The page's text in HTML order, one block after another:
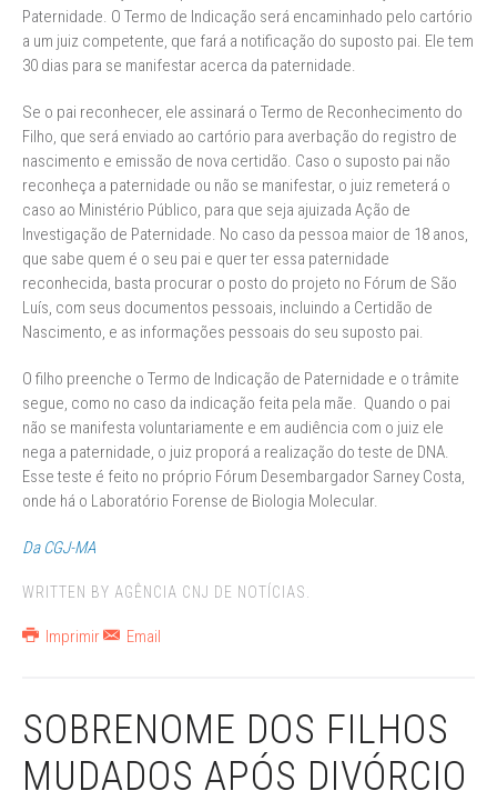
Paternidade. O Termo de Indicação será encaminhado pelo cartório
a um juiz competente, que fará a notificação do suposto pai. Ele tem
30 dias para se manifestar acerca da paternidade.
Se o pai reconhecer, ele assinará o Termo de Reconhecimento do
Filho, que será enviado ao cartório para averbação do registro de
nascimento e emissão de nova certidão. Caso o suposto pai não
reconheça a paternidade ou não se manifestar, o juiz remeterá o
caso ao Ministério Público, para que seja ajuizada Ação de
Investigação de Paternidade. No caso da pessoa maior de 18 anos,
que sabe quem é o seu pai e quer ter essa paternidade
reconhecida, basta procurar o posto do projeto no Fórum de São
Luís, com seus documentos pessoais, incluindo a Certidão de
Nascimento, e as informações pessoais do seu suposto pai.
O filho preenche o Termo de Indicação de Paternidade e o trâmite
segue, como no caso da indicação feita pela mãe. Quando o pai
não se manifesta voluntariamente e em audiência com o juiz ele
nega a paternidade, o juiz proporá a realização do teste de DNA.
Esse teste é feito no próprio Fórum Desembargador Sarney Costa,
onde há o Laboratório Forense de Biologia Molecular.
Da CGJ-MA
WRITTEN BY AGÊNCIA CNJ DE NOTÍCIAS.
Imprimir Email
SOBRENOME DOS FILHOS
MUDADOS APÓS DIVÓRCIO